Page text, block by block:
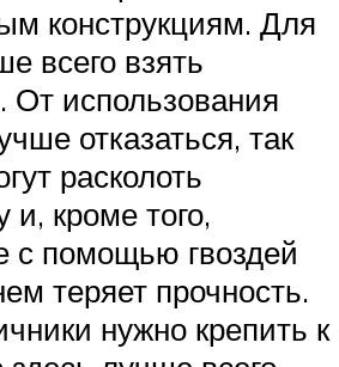
конструкциям. Для
всего взять
От использования
отказаться, так
расколоть
и, кроме того,
с помощью гвоздей
теряет прочность.
нужно крепить к